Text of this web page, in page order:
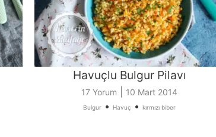
Havuçlu Bulgur Pilavı
17 Yorum 10 Mart 2014
Bulgur • Havuç • kırmızı biber